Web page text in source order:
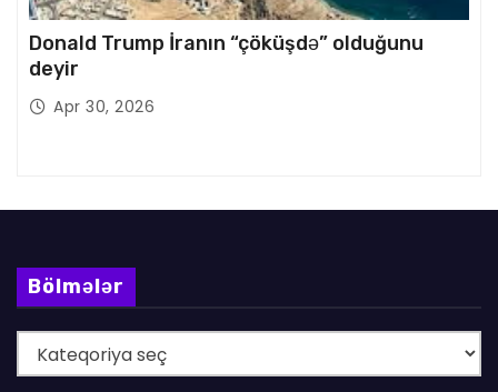
Donald Trump İranın “çöküşdə” olduğunu
deyir
Apr 30, 2026
Bölmələr
ö